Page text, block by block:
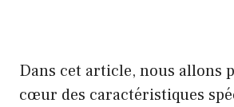
Dans cet article, nous allons
cœur des caractéristiques